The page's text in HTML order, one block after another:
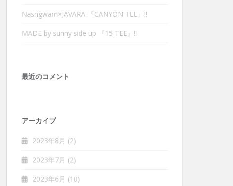
Nasngwam×JAVARA 『CANYON TEE』‼︎
MADE by sunny side up 『15 TEE』‼︎
最近のコメント
アーカイブ
2023年8月 (2)
2023年7月 (2)
2023年6月 (10)